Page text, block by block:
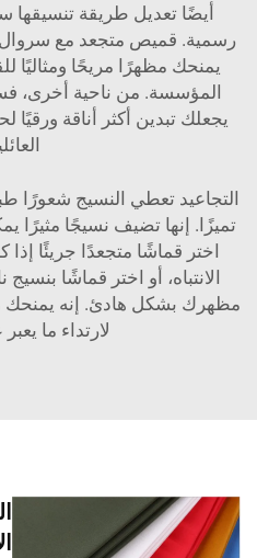
أيضًا تعديل طريقة تنسيقها
رسمية. قميص متجعد مع
يمنحك مظهرًا مريحًا ومثاليًا
المؤسسة. من ناحية أخرى،
يجعلك تبدين أكثر أناقة ورقيًا
التجاعيد تعطي النسيج شعورًا
تميزًا. إنها تضيف نسيجًا
اختر قماشًا متجعدًا جريئًا
الانتباه، أو اختر قماشًا
مظهرك بشكل هادئ. إنه يمنحك
لارتداء ما